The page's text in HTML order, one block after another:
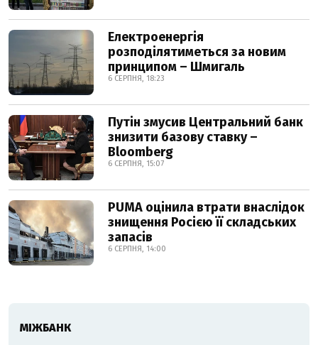
Електроенергія
розподілятиметься за новим
принципом – Шмигаль
6 СЕРПНЯ, 18:23
Путін змусив Центральний банк
знизити базову ставку –
Bloomberg
6 СЕРПНЯ, 15:07
PUMA оцінила втрати внаслідок
знищення Росією її складських
запасів
6 СЕРПНЯ, 14:00
МІЖБАНК